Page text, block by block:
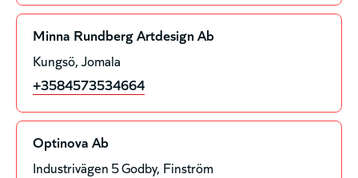
Minna Rundberg Artdesign Ab
Kungsö Jomala
+3584573534664
Optinova Ab
Industrivägen 5 Godby Finström